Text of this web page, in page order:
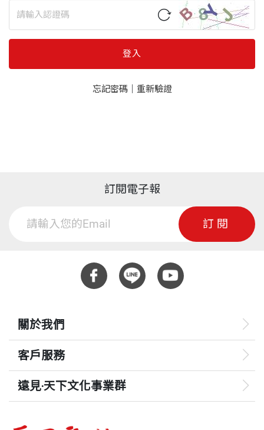
登入
忘記密碼｜ 重新驗證
訂閱電子報
訂閱
關於我們
客戶服務
遠見‧天下文化事業群